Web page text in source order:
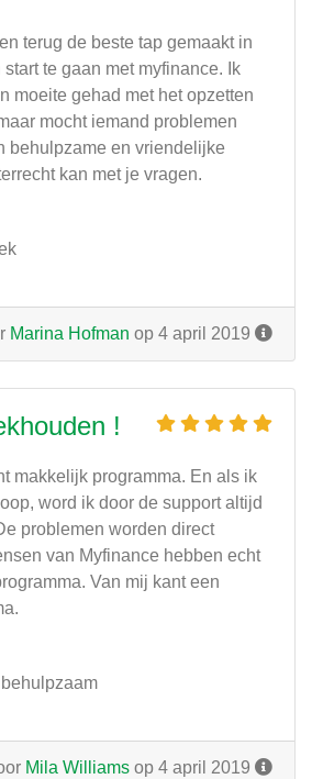
terug de beste tap gemaakt in
te gaan met myfinance. Ik
moeite gehad met het opzetten
mocht iemand problemen
behulpzame en vriendelijke
kan met je vragen.
Marina Hofman op 4 april 2019
!
makkelijk programma. En als ik
word ik door de support altijd
problemen worden direct
van Myfinance hebben echt
Van mij kant een
Mila Williams op 4 april 2019